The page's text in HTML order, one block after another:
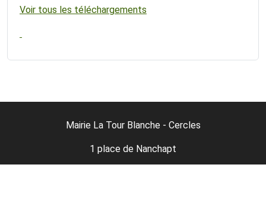
Voir tous les téléchargements
Mairie La Tour Blanche - Cercles
1 place de Nanchapt